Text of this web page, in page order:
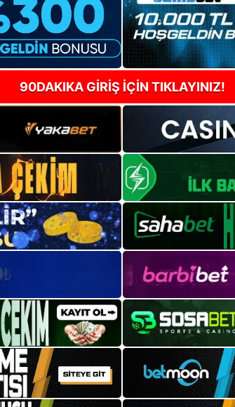
90DAKIKA GİRİŞ İÇİN TIKLAYINIZ!